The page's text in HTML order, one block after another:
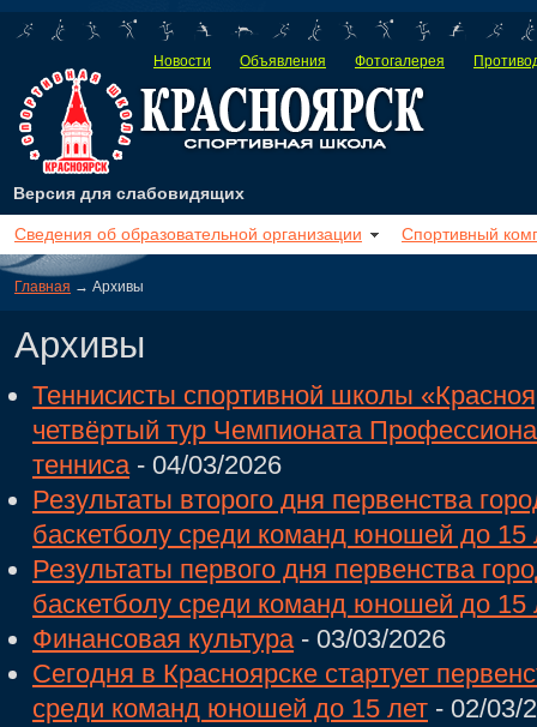
Новости Объявления Фотогалерея
Версия для слабовидящих
Сведения об образовательной организации Спортивный
Главная → Архивы
Архивы
Теннисисты спортивной школы
четвёртый тур Чемпионата
тенниса - 04/03/2026
Результаты второго дня первенства
баскетболу среди команд юношей до 15
Результаты первого дня первенства
баскетболу среди команд юношей до 15
Финансовая культура - 03/03/2026
Сегодня в Красноярске стартует
среди команд юношей до 15 лет - 02/03/